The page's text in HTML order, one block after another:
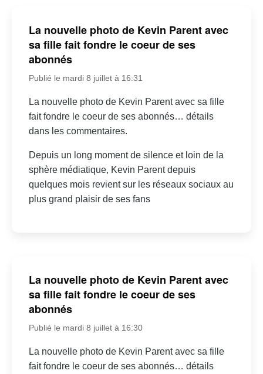
La nouvelle photo de Kevin Parent avec
sa fille fait fondre le coeur de ses
abonnés
Publié le mardi 8 juillet à 16:31
La nouvelle photo de Kevin Parent avec sa fille
fait fondre le coeur de ses abonnés… détails
dans les commentaires.
Depuis un long moment de silence et loin de la
sphère médiatique, Kevin Parent depuis
quelques mois revient sur les réseaux sociaux au
plus grand plaisir de ses fans
La nouvelle photo de Kevin Parent avec
sa fille fait fondre le coeur de ses
abonnés
Publié le mardi 8 juillet à 16:30
La nouvelle photo de Kevin Parent avec sa fille
fait fondre le coeur de ses abonnés… détails